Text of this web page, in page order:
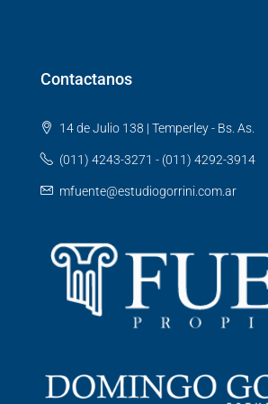
Contactanos
14 de Julio 138 | Temperley - Bs. As.
(011) 4243-3271 - (011) 4292-3914
mfuente@estudiogorrini.com.ar